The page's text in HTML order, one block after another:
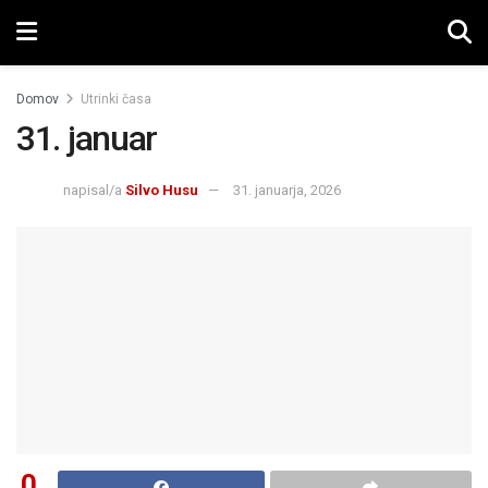
Domov Utrinki časa
31. januar
napisal/a Silvo Husu 31. januarja, 2026